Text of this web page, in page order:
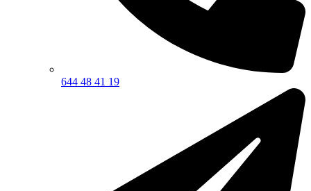
644 48 41 19